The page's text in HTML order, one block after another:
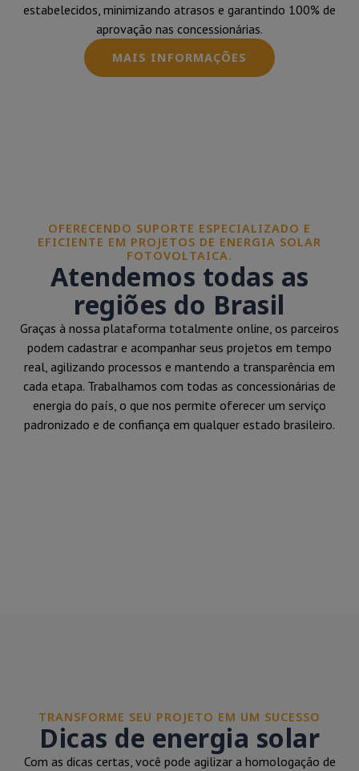
estabelecidos, minimizando atrasos e garantindo 100% de
aprovação nas concessionárias.
MAIS INFORMAÇÕES
OFERECENDO SUPORTE ESPECIALIZADO E
EFICIENTE EM PROJETOS DE ENERGIA SOLAR
FOTOVOLTAICA.
Atendemos todas as
regiões do Brasil
Graças à nossa plataforma totalmente online, os parceiros
podem cadastrar e acompanhar seus projetos em tempo
real, agilizando processos e mantendo a transparência em
cada etapa. Trabalhamos com todas as concessionárias de
energia do país, o que nos permite oferecer um serviço
padronizado e de confiança em qualquer estado brasileiro.
TRANSFORME SEU PROJETO EM UM SUCESSO
Dicas de energia solar
Com as dicas certas, você pode agilizar a homologação de